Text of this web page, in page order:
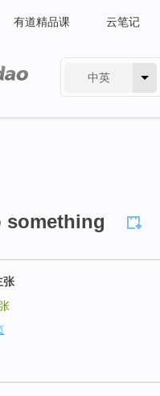
有道精品课 云笔记
中英
something
张